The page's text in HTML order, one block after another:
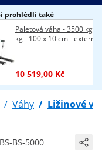
prohlédli také
Paletová váha - 3500 kg /
kg - 100 x 10 cm - externí
10 519,00 Kč
/ Váhy / Ližinové
BS-5000